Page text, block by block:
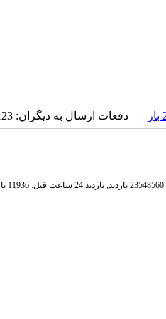
| دفعات ارسال به دیگران: 123 بار |
بازدید 24 ساعت قبل: 11936 بازدید